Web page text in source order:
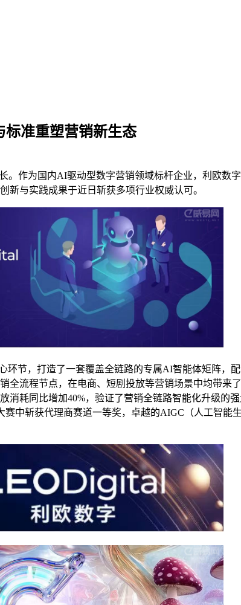
准重塑营销新生态
作为国内AI驱动型数字营销领域标杆企业，利欧数
新与实践成果于近日斩获多项行业权威认可。
节，打造了一套覆盖全链路的专属AI智能体矩阵，
流程节点，在电商、短剧投放等营销场景中均带来
消耗同比增加40%，验证了营销全链路智能化升级的
中斩获代理商赛道一等奖，卓越的AIGC（人工智能